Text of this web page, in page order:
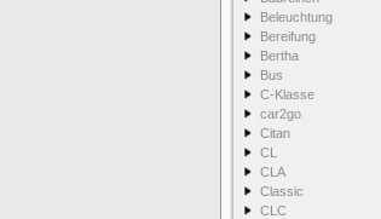
Beleuchtung
Bereifung
Bertha
Bus
C-Klasse
car2go
Citan
CL
CLA
Classic
CLC